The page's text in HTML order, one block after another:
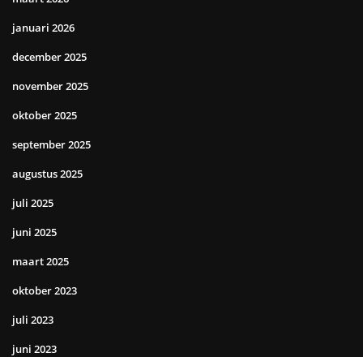
januari 2026
december 2025
november 2025
oktober 2025
september 2025
augustus 2025
juli 2025
juni 2025
maart 2025
oktober 2023
juli 2023
juni 2023